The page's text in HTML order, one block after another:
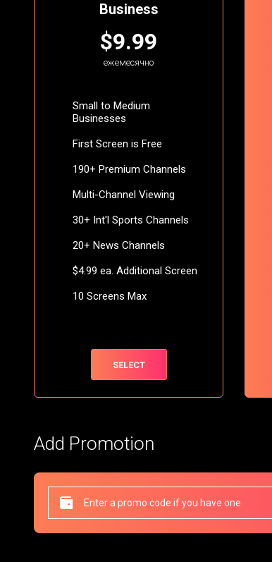
Business
$9.99
ежемесячно
Small to Medium
Businesses
First Screen is Free
190+ Premium Channels
Multi-Channel Viewing
30+ Int'l Sports Channels
20+ News Channels
$4.99 ea. Additional Screen
10 Screens Max
SELECT
Add Promotion